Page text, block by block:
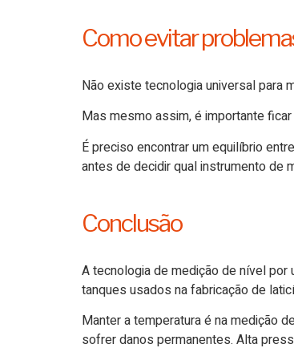
Como evitar
Não existe tecnologia universal para
Mas mesmo assim, é importante
É preciso encontrar um equilíbrio
antes de decidir qual instrumento de
Conclusão
A tecnologia de medição de nível
tanques usados na fabricação de
Manter a temperatura é na medição
sofrer danos permanentes. Alta